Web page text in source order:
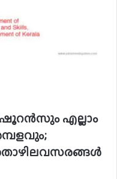
എല്ലാം